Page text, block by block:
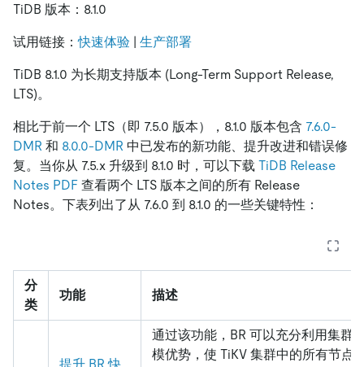
TiDB 版本：8.1.0
试用链接：快速体验 | 生产部署
TiDB 8.1.0 为长期支持版本 (Long-Term Support Release,
LTS)。
相比于前一个 LTS（即 7.5.0 版本），8.1.0 版本包含 7.6.0-
DMR 和 8.0.0-DMR 中已发布的新功能、提升改进和错误修
复。当你从 7.5.x 升级到 8.1.0 时，可以下载 TiDB Release
Notes PDF 查看两个 LTS 版本之间的所有 Release
Notes。下表列出了从 7.6.0 到 8.1.0 的一些关键特性：
分
类
功能 描述
提升 BR 快
通过该功能，BR 可以充分利用集群
模优势，使 TiKV 集群中的所有节点